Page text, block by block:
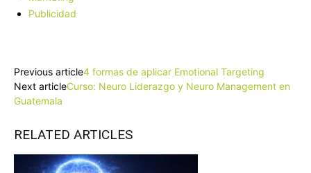
Publicidad
Previous article4 formas de aplicar Emotional Targeting
Next articleCurso: Neuro Liderazgo y Neuro Management en
Guatemala
RELATED ARTICLES